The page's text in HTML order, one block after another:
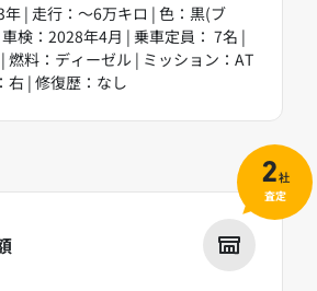
| 走行：～6万キロ | 色：黒(ブ
検：2028年4月 | 乗車定員： 7名 |
燃料：ディーゼル | ミッション：AT
右 | 修復歴：なし
2社
査定